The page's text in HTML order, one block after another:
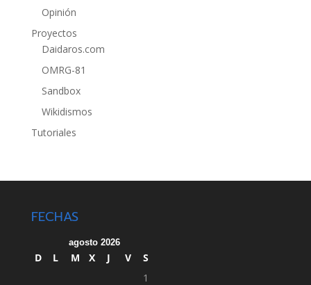
Opinión
Proyectos
Daidaros.com
OMRG-81
Sandbox
Wikidismos
Tutoriales
FECHAS
agosto 2026
D L M X J V
S
1